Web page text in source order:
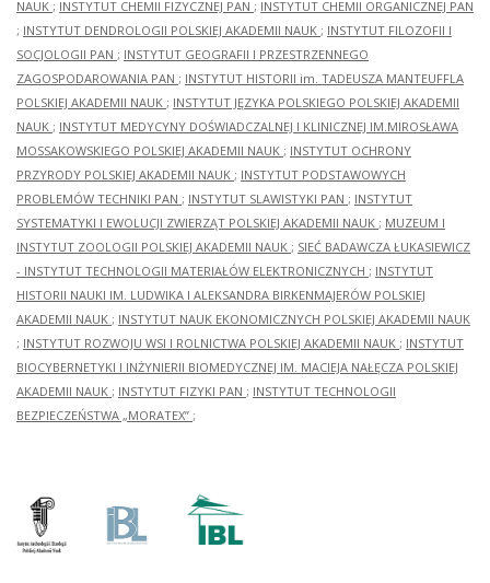
NAUK ; INSTYTUT CHEMII FIZYCZNEJ PAN ; INSTYTUT CHEMII ORGANICZNEJ PAN
; INSTYTUT DENDROLOGII POLSKIEJ AKADEMII NAUK ; INSTYTUT FILOZOFII I
SOCJOLOGII PAN ; INSTYTUT GEOGRAFII I PRZESTRZENNEGO
ZAGOSPODAROWANIA PAN ; INSTYTUT HISTORII im. TADEUSZA MANTEUFFLA
POLSKIEJ AKADEMII NAUK ; INSTYTUT JĘZYKA POLSKIEGO POLSKIEJ AKADEMII
NAUK ; INSTYTUT MEDYCYNY DOŚWIADCZALNEJ I KLINICZNEJ IM.MIROSŁAWA
MOSSAKOWSKIEGO POLSKIEJ AKADEMII NAUK ; INSTYTUT OCHRONY
PRZYRODY POLSKIEJ AKADEMII NAUK ; INSTYTUT PODSTAWOWYCH
PROBLEMÓW TECHNIKI PAN ; INSTYTUT SLAWISTYKI PAN ; INSTYTUT
SYSTEMATYKI I EWOLUCJI ZWIERZĄT POLSKIEJ AKADEMII NAUK ; MUZEUM I
INSTYTUT ZOOLOGII POLSKIEJ AKADEMII NAUK ; SIEĆ BADAWCZA ŁUKASIEWICZ
- INSTYTUT TECHNOLOGII MATERIAŁÓW ELEKTRONICZNYCH ; INSTYTUT
HISTORII NAUKI IM. LUDWIKA I ALEKSANDRA BIRKENMAJERÓW POLSKIEJ
AKADEMII NAUK ; INSTYTUT NAUK EKONOMICZNYCH POLSKIEJ AKADEMII NAUK
; INSTYTUT ROZWOJU WSI I ROLNICTWA POLSKIEJ AKADEMII NAUK ; INSTYTUT
BIOCYBERNETYKI I INŻYNIERII BIOMEDYCZNEJ IM. MACIEJA NAŁĘCZA POLSKIEJ
AKADEMII NAUK ; INSTYTUT FIZYKI PAN ; INSTYTUT TECHNOLOGII
BEZPIECZEŃSTWA „MORATEX” ;